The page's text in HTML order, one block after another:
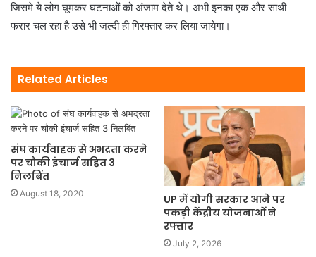
जिसमे ये लोग घूमकर घटनाओं को अंजाम देते थे। अभी इनका एक और साथी
फरार चल रहा है उसे भी जल्दी ही गिरफ्तार कर लिया जायेगा।
Related Articles
संघ कार्यवाहक से अभद्रता करने
पर चौकी इंचार्ज सहित 3
निलबिंत
August 18, 2020
UP में योगी सरकार आने पर
पकड़ी केंद्रीय योजनाओं ने
रफ्तार
July 2, 2026